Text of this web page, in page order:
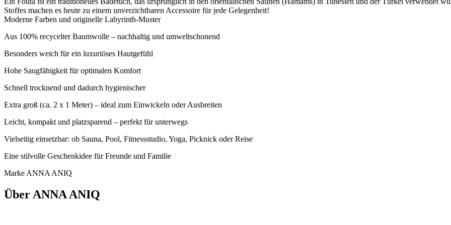
Stoffes machen es heute zu einem unverzichtbaren Accessoire für jede Gelegenheit!
Moderne Farben und originelle Labyrinth-Muster
Aus 100% recycelter Baumwolle – nachhaltig und umweltschonend
Besonders weich für ein luxuriöses Hautgefühl
Hohe Saugfähigkeit für optimalen Komfort
Schnell trocknend und dadurch hygienischer
Extra groß (ca. 2 x 1 Meter) – ideal zum Einwickeln oder Ausbreiten
Leicht, kompakt und platzsparend – perfekt für unterwegs
Vielseitig einsetzbar: ob Sauna, Pool, Fitnessstudio, Yoga, Picknick oder Reise
Eine stilvolle Geschenkidee für Freunde und Familie
Marke ANNA ANIQ
Über ANNA ANIQ